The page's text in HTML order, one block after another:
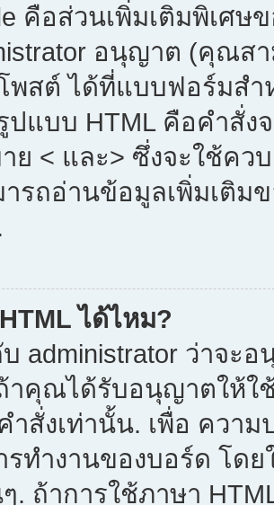
คือส่วนเพิ่มเติมพิเศษ
อนุญาต (คุณส
พสต์ ได้ที่แบบฟอร์มสำ
ปแบบ HTML คือคำสั่ง
าย < และ> ซึ่งจะใช้ค
รถอ่านข้อมูลเพิ่มเติม
ได้ไหม?
administrator ว่าจะ
าคุณได้รับอนุญาตให้ใ
ำสั่งเท่านั้น. เพื่อ ควา
รทำงานของบอร์ด โด
. ถ้าการใช้ภาษา